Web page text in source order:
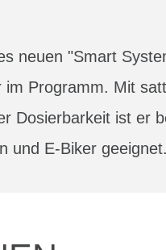
neuen "Smart
im Programm. Mit
Dosierbarkeit ist er
und E-Biker geeignet.